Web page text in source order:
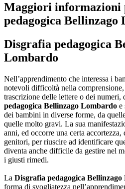
Maggiori informazioni
pedagogica Bellinzago
Disgrafia pedagogica
Lombardo
Nell’apprendimento che interessa i
notevoli difficoltà nella
trascrizione delle lettere o dei numeri,
pedagogica Bellinzago Lombardo e
dei bambini in diverse forme, da
quelle molto gravi. La sua
anni, ed occorre una certa
genitori, per riuscire ad identificare
diventa anche difficile da gestire nel
i giusti rimedi.
La Disgrafia pedagogica
forma di svogliatezza